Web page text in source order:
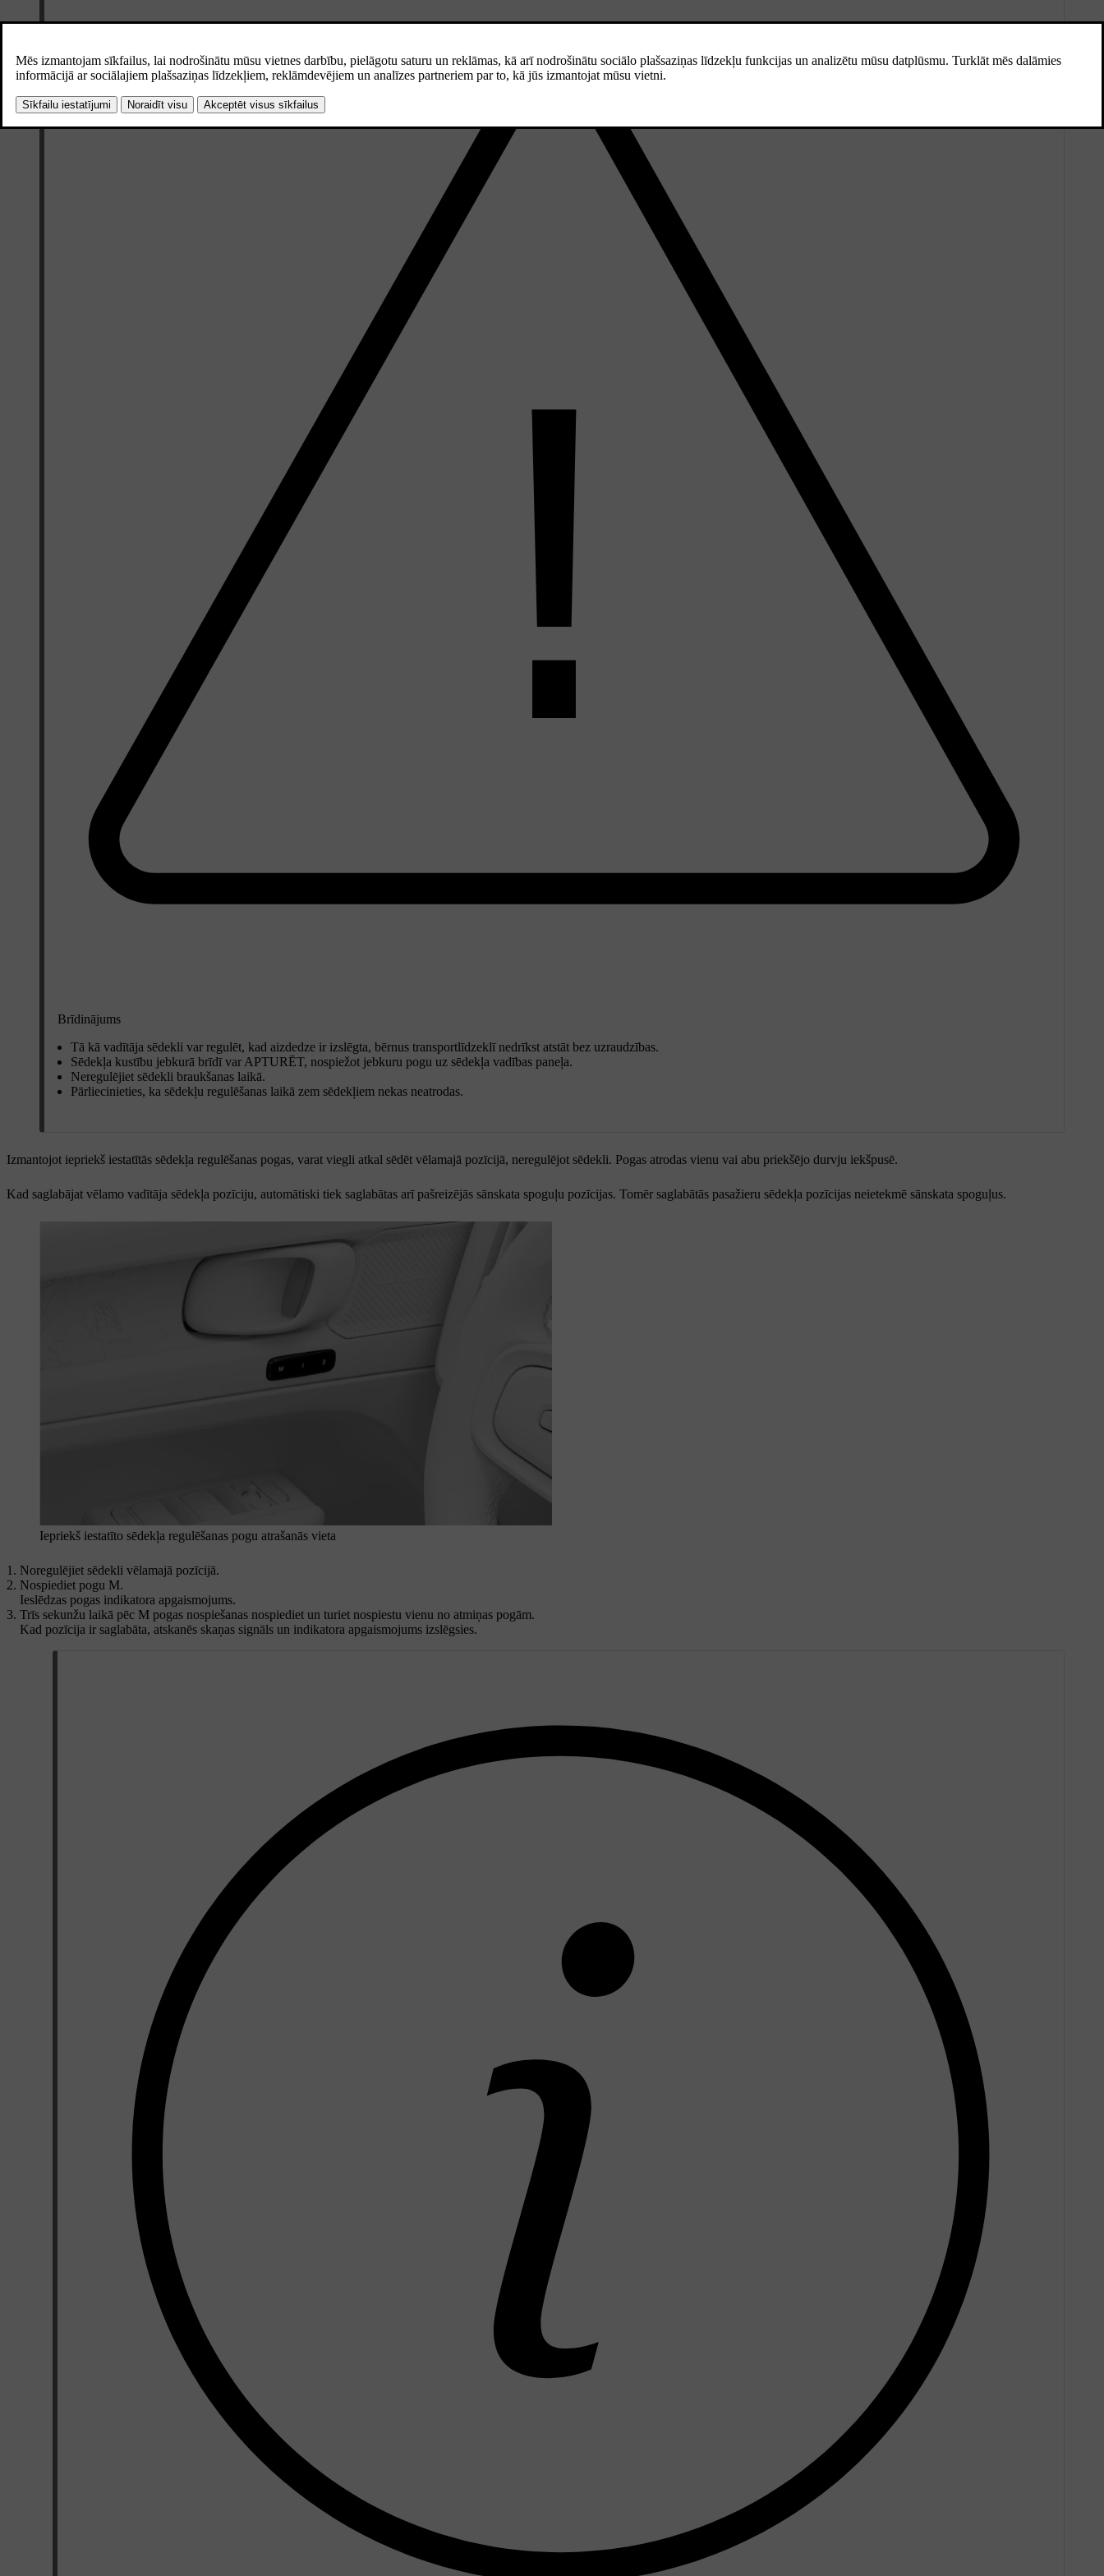
Brīdinājums
Tā kā vadītāja sēdekli var regulēt, kad aizdedze ir izslēgta, bērnus transportlīdzeklī nedrīkst atstāt bez uzraudzības.
Sēdekļa kustību jebkurā brīdī var APTURĒT, nospiežot jebkuru pogu uz sēdekļa vadības paneļa.
Neregulējiet sēdekli braukšanas laikā.
Pārliecinieties, ka sēdekļu regulēšanas laikā zem sēdekļiem nekas neatrodas.
Izmantojot iepriekš iestatītās sēdekļa regulēšanas pogas, varat viegli atkal sēdēt vēlamajā pozīcijā, neregulējot sēdekli. Pogas atrodas vienu vai abu priekšējo durvju iekšpusē.
Kad saglabājat vēlamo vadītāja sēdekļa pozīciju, automātiski tiek saglabātas arī pašreizējās sānskata spoguļu pozīcijas. Tomēr saglabātās pasažieru sēdekļa pozīcijas neietekmē sānskata spoguļus.
Iepriekš iestatīto sēdekļa regulēšanas pogu atrašanās vieta
Noregulējiet sēdekli vēlamajā pozīcijā.
Nospiediet pogu M.
Ieslēdzas pogas indikatora apgaismojums.
Trīs sekunžu laikā pēc M pogas nospiešanas nospiediet un turiet nospiestu vienu no atmiņas pogām.
Kad pozīcija ir saglabāta, atskanēs skaņas signāls un indikatora apgaismojums izslēgsies.